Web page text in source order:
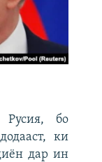
Русия, бо
ки
дар ин